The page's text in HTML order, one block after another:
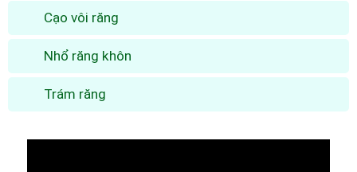
Cạo vôi răng
Nhổ răng khôn
Trám răng